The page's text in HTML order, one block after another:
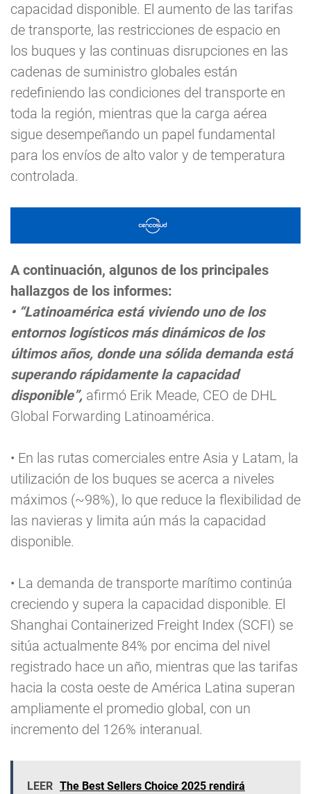
capacidad disponible. El aumento de las tarifas
de transporte, las restricciones de espacio en
los buques y las continuas disrupciones en las
cadenas de suministro globales están
redefiniendo las condiciones del transporte en
toda la región, mientras que la carga aérea
sigue desempeñando un papel fundamental
para los envíos de alto valor y de temperatura
controlada.
A continuación, algunos de los principales
hallazgos de los informes:
• “Latinoamérica está viviendo uno de los
entornos logísticos más dinámicos de los
últimos años, donde una sólida demanda está
superando rápidamente la capacidad
disponible”, afirmó Erik Meade, CEO de DHL
Global Forwarding Latinoamérica.
• En las rutas comerciales entre Asia y Latam, la
utilización de los buques se acerca a niveles
máximos (~98%), lo que reduce la flexibilidad de
las navieras y limita aún más la capacidad
disponible.
• La demanda de transporte marítimo continúa
creciendo y supera la capacidad disponible. El
Shanghai Containerized Freight Index (SCFI) se
sitúa actualmente 84% por encima del nivel
registrado hace un año, mientras que las tarifas
hacia la costa oeste de América Latina superan
ampliamente el promedio global, con un
incremento del 126% interanual.
LEER The Best Sellers Choice 2025 rendirá